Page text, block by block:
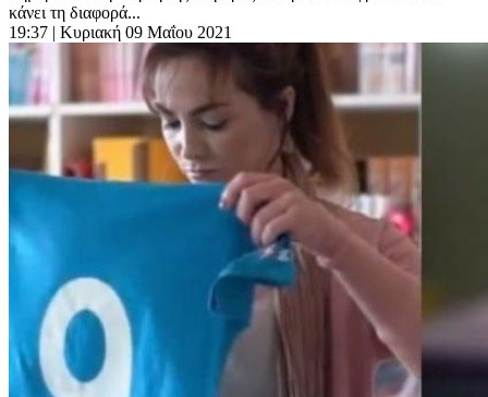
κάνει τη διαφορά...
19:37 | Κυριακή 09 Μαΐου 2021